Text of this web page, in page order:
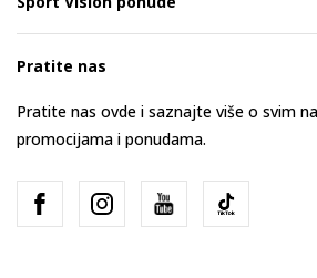
Pratite nas
Pratite nas ovde i saznajte više o svim
promocijama i ponudama.